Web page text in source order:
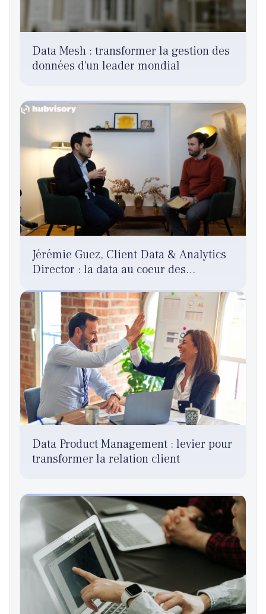
Data Mesh : transformer la gestion des
données d'un leader mondial
Jérémie Guez, Client Data & Analytics
Director : la data au coeur des
Data Product Management : levier pour
transformer la relation client